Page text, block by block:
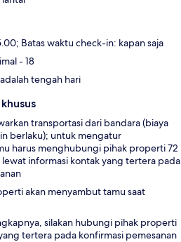
Batas waktu check-in: kapan saja
- 18
tengah hari
transportasi dari bandara (biaya
berlaku); untuk mengatur
harus menghubungi pihak properti 72
informasi kontak yang tertera pada
akan menyambut tamu saat
silakan hubungi pihak properti
tertera pada konfirmasi pemesanan